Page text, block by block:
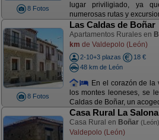
8 Fotos
lugar priviligiado, ya
numerosas rutas y
8 Fotos
Las Caldas de Boñar
Apartamentos Rurales en
km de Valdepolo (León)
2-10+3 plazas
18 €
48 km de León
En el corazón de la
los montes leoneses, se
Caldas de Boñar, un
Casa Rural La Salona
Casa Rural en Boñar (León)
Valdepolo (León)